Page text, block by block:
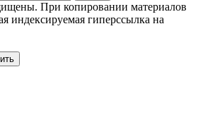
При копировании материалов
индексируемая гиперссылка на